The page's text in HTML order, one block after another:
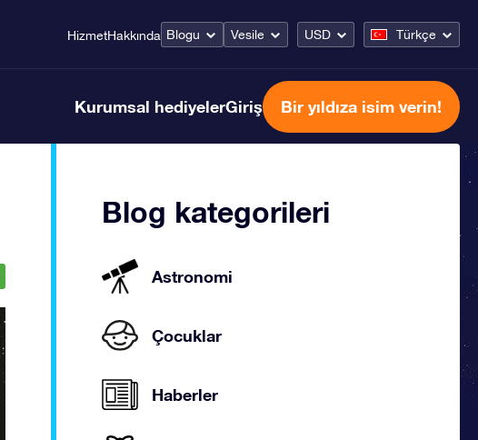
HizmetHakkında Blogu Vesile USD Türkçe
Kurumsal hediyelerGiriş Bir yıldıza isim verin!
Blog kategorileri
Astronomi
Çocuklar
Haberler